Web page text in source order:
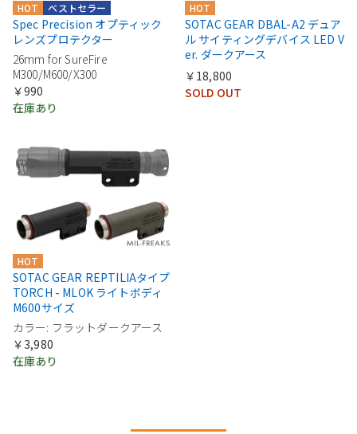
ベストセラー
HOT
Spec Precision オプティック
レンズプロテクター
26mm for SureFire
M300/M600/X300
￥990
在庫あり
HOT
SOTAC GEAR DBAL-A2 デュア
ル サイティングデバイス LED V
er. ダークアース
￥18,800
SOLD OUT
HOT
SOTAC GEAR REPTILIAタイプ
TORCH - MLOK ライトボディ
M600サイズ
カラー: フラットダークアース
￥3,980
在庫あり